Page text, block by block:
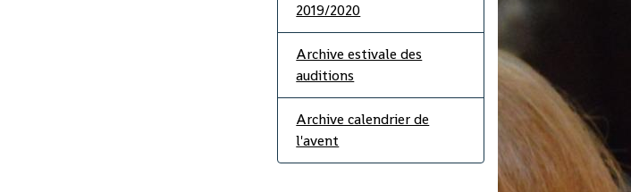
2019/2020
Archive estivale des
auditions
Archive calendrier de
l'avent